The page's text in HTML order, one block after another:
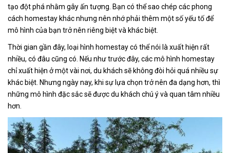
tạo đột phá nhằm gây ấn tượng. Bạn có thể sao chép các phong
cách homestay khác nhưng nên nhớ phải thêm một số yếu tố để
mô hình của bạn trở nên riêng biệt và khác biệt.
Thời gian gần đây, loại hình homestay có thể nói là xuất hiện rất
nhiều, có đâu cũng có. Nếu như trước đây, các mô hình homestay
chỉ xuất hiện ở một vài nơi, du khách sẽ không đòi hỏi quá nhiều sự
khác biệt. Nhưng ngày nay, khi sự lựa chọn trở nên đa dạng hơn, thì
những mô hình đặc sắc sẽ được du khách chú ý và quan tâm nhiều
hơn.